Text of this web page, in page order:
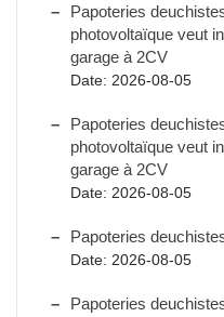
Papoteries
photovoltaïque veut
garage à 2CV
Date: 2026-08-05
Papoteries
photovoltaïque veut
garage à 2CV
Date: 2026-08-05
Papoteries
Date: 2026-08-05
Papoteries